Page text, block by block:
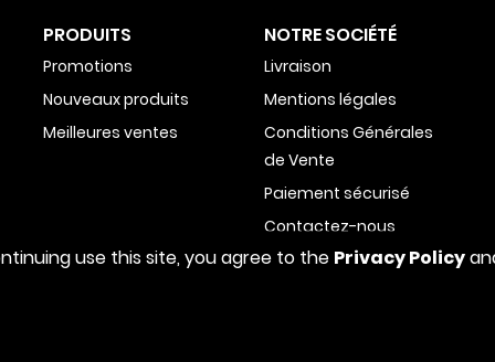
PRODUITS
Promotions
Nouveaux produits
Meilleures ventes
NOTRE SOCIÉTÉ
Livraison
Mentions légales
Conditions Générales
de Vente
Paiement sécurisé
Contactez-nous
use this site, you agree to the Privacy Policy